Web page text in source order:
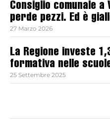
Consiglio comunale
perde pezzi. Ed è
27 Marzo 2026
La Regione investe
formativa nelle
25 Settembre 2025